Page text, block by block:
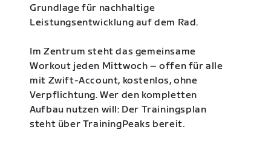
Grundlage für nachhaltige
Leistungsentwicklung auf dem Rad.
Im Zentrum steht das gemeinsame
Workout jeden Mittwoch – offen für alle
mit Zwift-Account, kostenlos, ohne
Verpflichtung. Wer den kompletten
Aufbau nutzen will: Der Trainingsplan
steht über TrainingPeaks bereit.